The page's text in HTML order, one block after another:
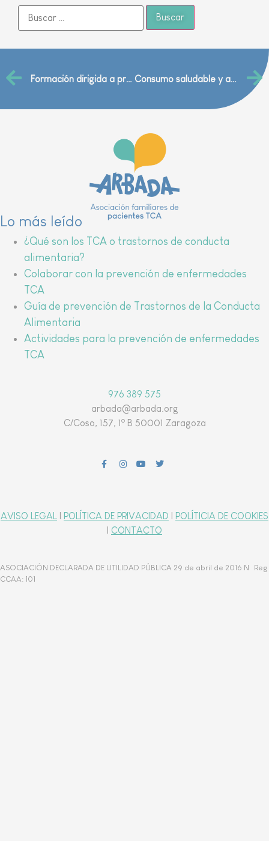
Formación dirigida a profesionales de farmacia centrada en TCA Consumo saludable y autoestima (IES F. G. Covián)
976 389 575
arbada@arbada.org
C/Coso, 157, 1oB 50001 Zaragoza
AVISO LEGAL POLÍTICA DE PRIVACIDAD
POLÍTICIA DE COOKIES
CONTACTO
ASOCIACIÓN DECLARADA DE UTILIDAD PÚBLICA 29 de abril de 2016 Nº Reg
CCAA: 101
Lo más leído
¿Qué son los TCA o trastornos de conducta
alimentaria?
Colaborar con la prevención de enfermedades
TCA
Guía de prevención de Trastornos de la Conducta
Alimentaria
Actividades para la prevención de enfermedades
TCA